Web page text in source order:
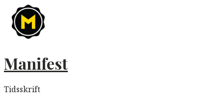
Skip
content
Manifest
Tidsskrift